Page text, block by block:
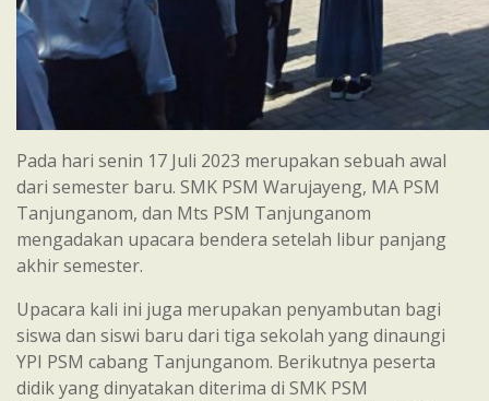
Pada hari senin 17 Juli 2023 merupakan sebuah awal
dari semester baru. SMK PSM Warujayeng, MA PSM
Tanjunganom, dan Mts PSM Tanjunganom
mengadakan upacara bendera setelah libur panjang
akhir semester.
Upacara kali ini juga merupakan penyambutan bagi
siswa dan siswi baru dari tiga sekolah yang dinaungi
YPI PSM cabang Tanjunganom. Berikutnya peserta
didik yang dinyatakan diterima di SMK PSM